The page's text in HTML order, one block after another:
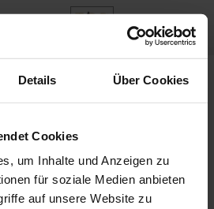
Details Über Cookies
Cookies
um Inhalte und Anzeigen zu
für soziale Medien anbieten
auf unsere Website zu
IT
2E